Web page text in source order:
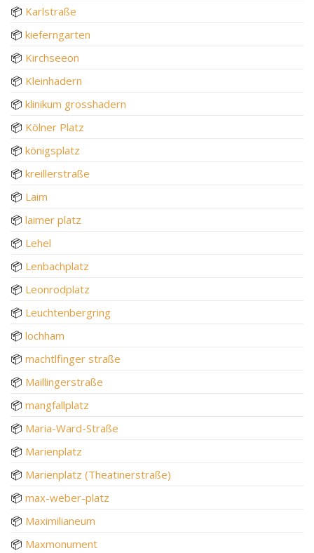
📦 Karlstraße
📦 kieferngarten
📦 Kirchseeon
📦 Kleinhadern
📦 klinikum grosshadern
📦 Kölner Platz
📦 königsplatz
📦 kreillerstraße
📦 Laim
📦 laimer platz
📦 Lehel
📦 Lenbachplatz
📦 Leonrodplatz
📦 Leuchtenbergring
📦 lochham
📦 machtlfinger straße
📦 Maillingerstraße
📦 mangfallplatz
📦 Maria-Ward-Straße
📦 Marienplatz
📦 Marienplatz (Theatinerstraße)
📦 max-weber-platz
📦 Maximilianeum
📦 Maxmonument